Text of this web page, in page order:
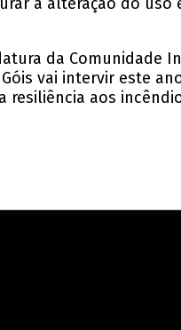
da Comunidade
vai intervir este
resiliência aos